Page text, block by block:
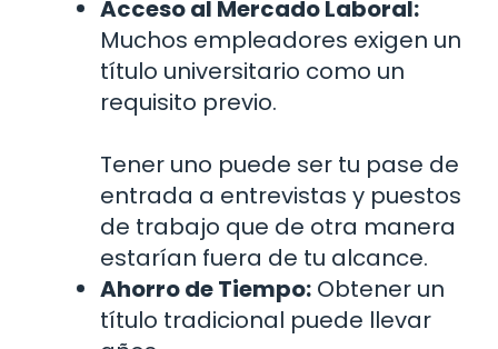
Acceso al Mercado Laboral:
Muchos empleadores exigen un
título universitario como un
requisito previo.
Tener uno puede ser tu pase de
entrada a entrevistas y puestos
de trabajo que de otra manera
estarían fuera de tu alcance.
Ahorro de Tiempo: Obtener un
título tradicional puede llevar